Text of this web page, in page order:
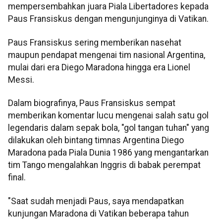
mempersembahkan juara Piala Libertadores kepada
Paus Fransiskus dengan mengunjunginya di Vatikan.
Paus Fransiskus sering memberikan nasehat
maupun pendapat mengenai tim nasional Argentina,
mulai dari era Diego Maradona hingga era Lionel
Messi.
Dalam biografinya, Paus Fransiskus sempat
memberikan komentar lucu mengenai salah satu gol
legendaris dalam sepak bola, "gol tangan tuhan" yang
dilakukan oleh bintang timnas Argentina Diego
Maradona pada Piala Dunia 1986 yang mengantarkan
tim Tango mengalahkan Inggris di babak perempat
final.
"Saat sudah menjadi Paus, saya mendapatkan
kunjungan Maradona di Vatikan beberapa tahun